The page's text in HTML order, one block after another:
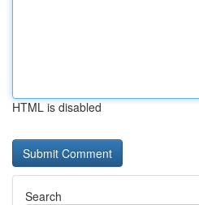
HTML is disabled
Search